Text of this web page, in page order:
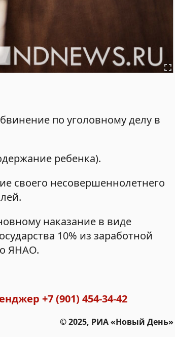
по уголовному делу в
ребенка).
своего несовершеннолетнего
наказание в виде
10% из заработной
ЯНАО.
+7 (901) 454-34-42
© 2025, РИА «Новый День»